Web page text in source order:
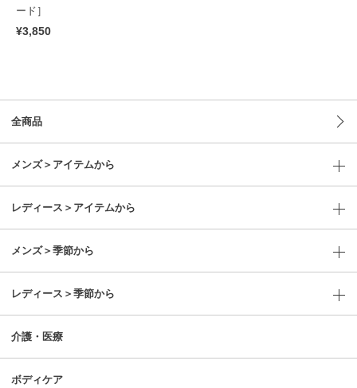
ード］
¥3,850
全商品
メンズ＞アイテムから
レディース＞アイテムから
メンズ＞季節から
レディース＞季節から
介護・医療
ボディケア